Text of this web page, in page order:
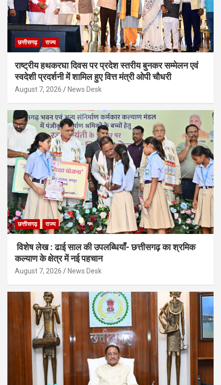
छत्तीसगढ़ राज्य
राष्ट्रीय हथकरघा दिवस पर प्रदेश स्तरीय बुनकर सम्मेलन एवं
स्वदेशी प्रदर्शनी में शामिल हुए वित्त मंत्री ओपी चौधरी
August 7, 2026 News Desk
छत्तीसगढ़ राज्य
विशेष लेख : ढाई साल की उपलब्धियाँ- छत्तीसगढ़ का श्रमिक
कल्याण के क्षेत्र में नई पहचान
August 7, 2026 News Desk